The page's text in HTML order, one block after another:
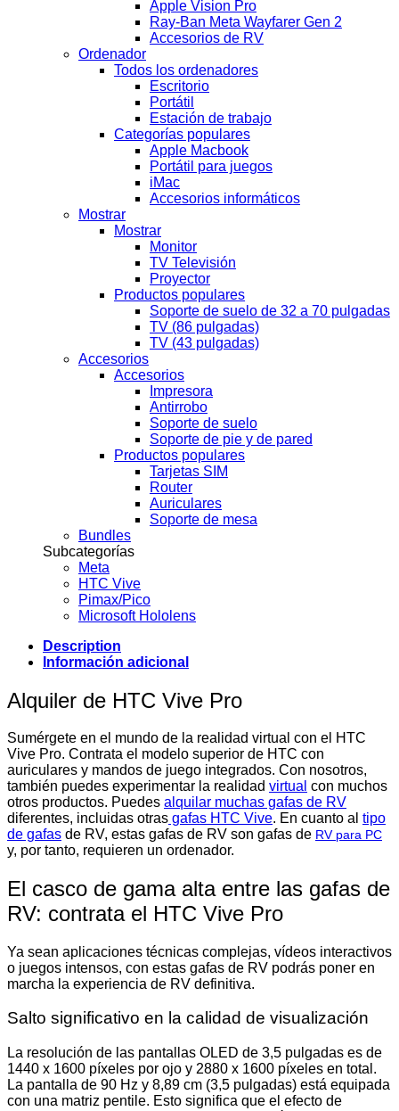
Apple Vision Pro
Ray-Ban Meta Wayfarer Gen 2
Accesorios de RV
Ordenador
Todos los ordenadores
Escritorio
Portátil
Estación de trabajo
Categorías populares
Apple Macbook
Portátil para juegos
iMac
Accesorios informáticos
Mostrar
Mostrar
Monitor
TV Televisión
Proyector
Productos populares
Soporte de suelo de 32 a 70 pulgadas
TV (86 pulgadas)
TV (43 pulgadas)
Accesorios
Accesorios
Impresora
Antirrobo
Soporte de suelo
Soporte de pie y de pared
Productos populares
Tarjetas SIM
Router
Auriculares
Soporte de mesa
Bundles
Subcategorías
Meta
HTC Vive
Pimax/Pico
Microsoft Hololens
Description
Información adicional
Alquiler de HTC Vive Pro
Sumérgete en el mundo de la realidad virtual con el HTC
Vive Pro. Contrata el modelo superior de HTC con
auriculares y mandos de juego integrados. Con nosotros,
también puedes experimentar la realidad virtual con muchos
otros productos. Puedes alquilar muchas gafas de RV
diferentes, incluidas otras gafas HTC Vive. En cuanto al tipo
de gafas de RV, estas gafas de RV son gafas de RV para PC
y, por tanto, requieren un ordenador.
El casco de gama alta entre las gafas de
RV: contrata el HTC Vive Pro
Ya sean aplicaciones técnicas complejas, vídeos interactivos
o juegos intensos, con estas gafas de RV podrás poner en
marcha la experiencia de RV definitiva.
Salto significativo en la calidad de visualización
La resolución de las pantallas OLED de 3,5 pulgadas es de
1440 x 1600 píxeles por ojo y 2880 x 1600 píxeles en total.
La pantalla de 90 Hz y 8,89 cm (3,5 pulgadas) está equipada
con una matriz pentile. Esto significa que el efecto de